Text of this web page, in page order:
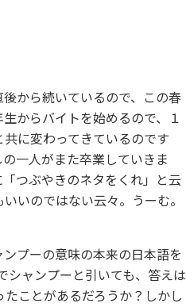
から続いているので、この春
からバイトを始めるので、１
に変わってきているのです
一人がまた卒業していきま
つぶやきのネタをくれ」と云
いのではない云々。うーむ。
プーの意味の本来の日本語を
ャンプーと引いても、答えは
ことがあるだろうか？しかし